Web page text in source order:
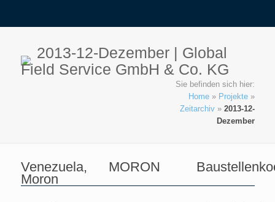
2013-12-Dezember | Global
Field Service GmbH & Co. KG
Sie befinden sich hier:
Home» Projekte»
Zeitarchiv» 2013-12-
Dezember
Venezuela,
Moron
MORON